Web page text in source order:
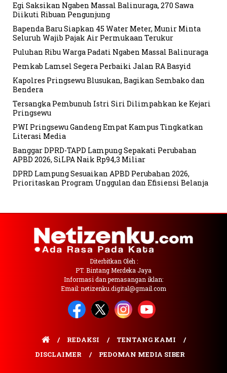
Egi Saksikan Ngaben Massal Balinuraga, 270 Sawa
Diikuti Ribuan Pengunjung
Bapenda Baru Siapkan 45 Water Meter, Munir Minta
Seluruh Wajib Pajak Air Permukaan Terukur
Puluhan Ribu Warga Padati Ngaben Massal Balinuraga
Pemkab Lamsel Segera Perbaiki Jalan RA Basyid
Kapolres Pringsewu Blusukan, Bagikan Sembako dan
Bendera
Tersangka Pembunuh Istri Siri Dilimpahkan ke Kejari
Pringsewu
PWI Pringsewu Gandeng Empat Kampus Tingkatkan
Literasi Media
Banggar DPRD-TAPD Lampung Sepakati Perubahan
APBD 2026, SiLPA Naik Rp94,3 Miliar
DPRD Lampung Sesuaikan APBD Perubahan 2026,
Prioritaskan Program Unggulan dan Efisiensi Belanja
Diterbitkan Oleh :
PT. Bintang Merdeka Jaya
Informasi dan pemasangan iklan:
Email: netizenku.digital@gmail.com
REDAKSI
TENTANG KAMI
DISCLAIMER
PEDOMAN MEDIA SIBER